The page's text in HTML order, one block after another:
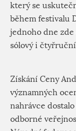
který se
během festivalu
jednoho dne zde
sólový i
Získání Ceny
významných
nahrávce
odborné